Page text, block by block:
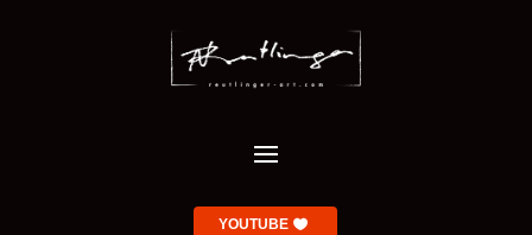
YOUTUBE